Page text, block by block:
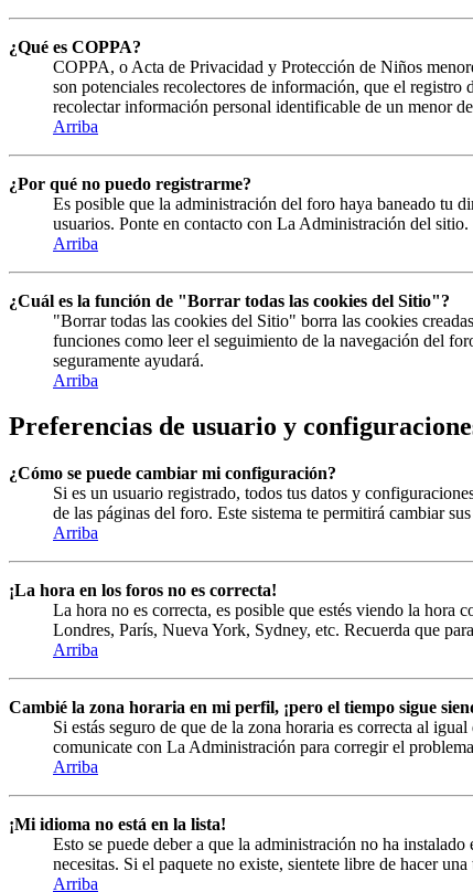
¿Qué es COPPA?
COPPA, o Acta de Privacidad y Protección de Niños
son potenciales recolectores de información, que el
recolectar información personal identificable de un menor
Arriba
¿Por qué no puedo registrarme?
Es posible que la administración del foro haya baneado tu
usuarios. Ponte en contacto con La Administración del sitio.
Arriba
¿Cuál es la función de "Borrar todas las cookies del Sitio"?
"Borrar todas las cookies del Sitio" borra las cookies
funciones como leer el seguimiento de la navegación del
seguramente ayudará.
Arriba
Preferencias de usuario y
¿Cómo se puede cambiar mi configuración?
Si es un usuario registrado, todos tus datos y
de las páginas del foro. Este sistema te permitirá cambiar
Arriba
¡La hora en los foros no es correcta!
La hora no es correcta, es posible que estés viendo la hora
Londres, París, Nueva York, Sydney, etc. Recuerda que
Arriba
Cambié la zona horaria en mi perfil, ¡pero el tiempo sigue
Si estás seguro de que de la zona horaria es correcta al
comunicate con La Administración para corregir el
Arriba
¡Mi idioma no está en la lista!
Esto se puede deber a que la administración no ha
necesitas. Si el paquete no existe, sientete libre de hacer
Arriba